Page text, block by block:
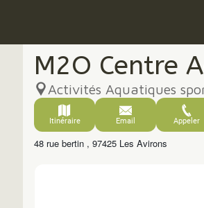
M2O Centre
Activités Aquatiques
Itinéraire Email Appeler
48 rue bertin , 97425 Les Avirons